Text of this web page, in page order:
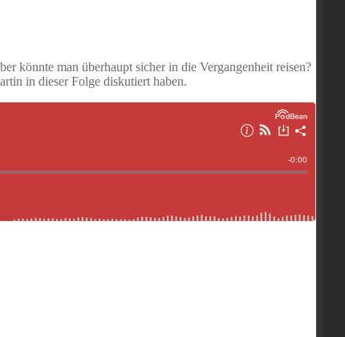
könnte man überhaupt sicher in die Vergangenheit reisen?
in dieser Folge diskutiert haben.